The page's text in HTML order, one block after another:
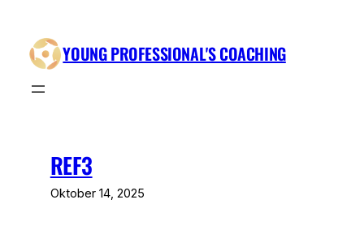
springen
YOUNG PROFESSIONAL'S COACHING
REF3
Oktober 14, 2025